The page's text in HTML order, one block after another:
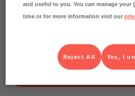
Cayennepeppar
Art.nr.
and useful to you. You can manage your
time or for more information visit our
Yes, I
Reject All